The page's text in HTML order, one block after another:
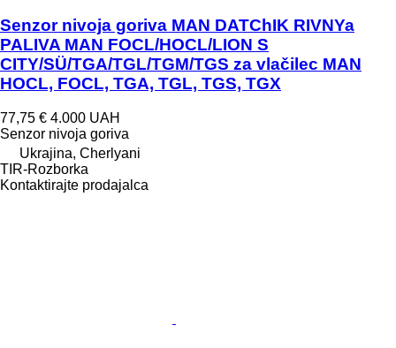
Senzor nivoja goriva MAN DATChIK RIVNYa
PALIVA MAN FOCL/HOCL/LION S
CITY/SÜ/TGA/TGL/TGM/TGS za vlačilec MAN
HOCL, FOCL, TGA, TGL, TGS, TGX
77,75 € 4.000 UAH
Senzor nivoja goriva
Ukrajina, Cherlyani
TIR-Rozborka
Kontaktirajte prodajalca